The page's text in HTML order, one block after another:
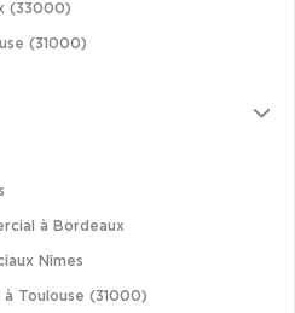
(33000)
(31000)
à Bordeaux
Nîmes
Toulouse (31000)